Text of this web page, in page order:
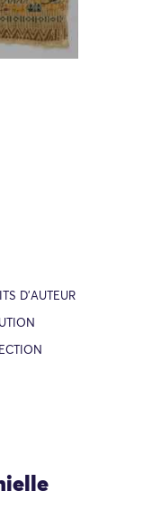
D’AUTEUR